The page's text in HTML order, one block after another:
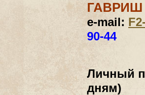
ГАВРИШ
e-mail:
90-44
Личный
дням)